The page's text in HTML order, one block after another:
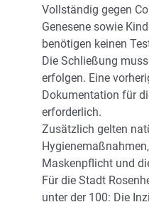
Vollständig gegen
Genesene sowie
benötigen keinen
Die Schließung
erfolgen. Eine
Dokumentation für
erforderlich.
Zusätzlich gelten
Maskenpflicht und
Für die Stadt
unter der 100: Die